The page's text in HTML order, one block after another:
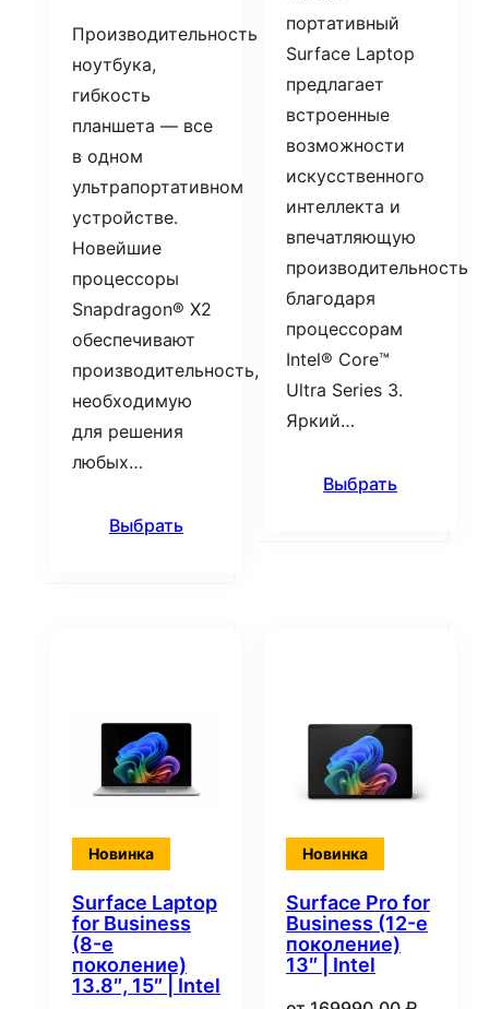
Производительность
ноутбука,
гибкость
планшета — все
в одном
ультрапортативном
устройстве.
Новейшие
процессоры
Snapdragon® X2
обеспечивают
производительность,
необходимую
для решения
любых…
Выбрать
портативный
Surface Laptop
предлагает
встроенные
возможности
искусственного
интеллекта и
впечатляющую
производительность
благодаря
процессорам
Intel® Core™
Ultra Series 3.
Яркий…
Выбрать
Новинка
Surface Laptop
for Business
(8-е
поколение)
13.8″, 15″ | Intel
Новинка
Surface Pro for
Business (12-е
поколение)
13″ | Intel